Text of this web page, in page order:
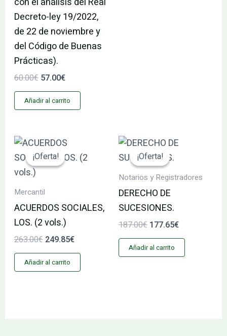
Decreto-ley 19/2022,
de 22 de noviembre y
del Código de Buenas
Prácticas).
60.00€ 57.00€
Añadir al carrito
¡Oferta!
¡Oferta!
Mercantil
ACUERDOS SOCIALES,
LOS. (2 vols.)
263.00€
El
precio
original
era:
249.85€
precio
actual
Añadir al carrito
¡Oferta!
¡Oferta!
Notarios y Registradores
DERECHO DE
SUCESIONES.
187.00€
El
precio
original
era:
187.00€.
177.65€
es:
177.65€.
Añadir al carrito